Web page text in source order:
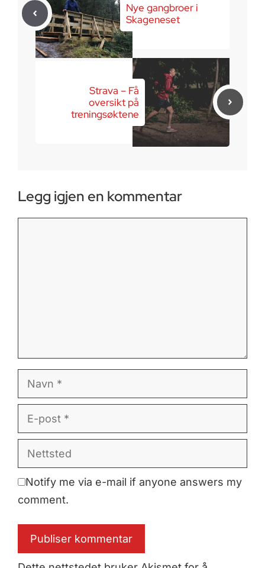
Nye gangbroer i
Skageneset
Strava – Få
oversikt på
treningsøktene
Legg igjen en kommentar
post
Notify me via e-mail if anyone answers my
comment.